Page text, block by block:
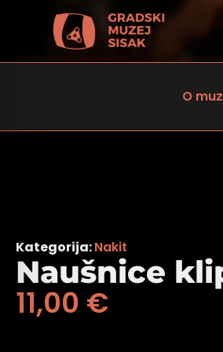
O
Kategorija:Nakit
Naušnice
11,00 €
za osobe sa oštećenjem vida